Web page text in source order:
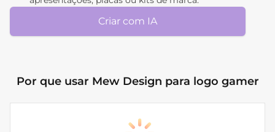
Criar com IA
Por que usar Mew Design para logo gamer